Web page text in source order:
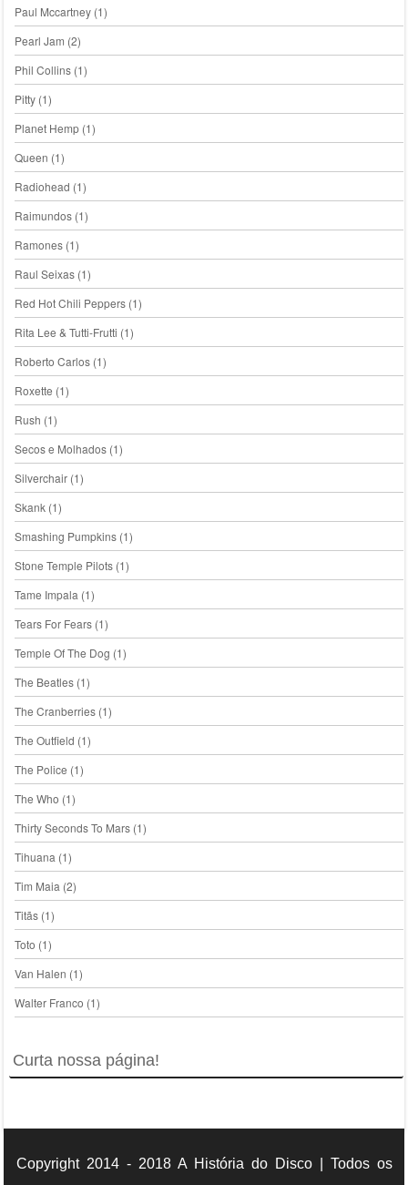
Paul Mccartney(1)
Pearl Jam (2)
Phil Collins(1)
Pitty(1)
Planet Hemp(1)
Queen (1)
Radiohead (1)
Raimundos(1)
Ramones(1)
Raul Seixas(1)
Red Hot Chili Peppers(1)
Rita Lee & Tutti-Frutti (1)
Roberto Carlos(1)
Roxette (1)
Rush (1)
Secos e Molhados(1)
Silverchair(1)
Skank(1)
Smashing Pumpkins(1)
Stone Temple Pilots(1)
Tame Impala (1)
Tears For Fears(1)
Temple Of The Dog (1)
The Beatles(1)
The Cranberries(1)
The Outfield (1)
The Police (1)
The Who (1)
Thirty Seconds To Mars(1)
Tihuana (1)
Tim Maia (2)
Titãs(1)
Toto (1)
Van Halen (1)
Walter Franco (1)
Curta nossa página!
Copyright 2014 - 2018 A História do Disco | Todos os